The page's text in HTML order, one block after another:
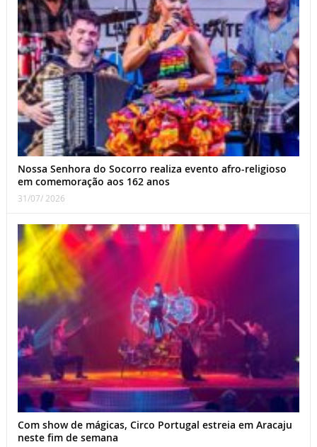
Nossa Senhora do Socorro realiza evento afro-religioso
em comemoração aos 162 anos
31/07/ 2026
Com show de mágicas, Circo Portugal estreia em Aracaju
neste fim de semana